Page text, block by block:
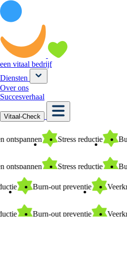
een vitaal bedrijf
Diensten
Over ons
Succesverhaal
Vitaal-Check
ontspannen Stress reductie
ontspannen Stress reductie
Burn-out preventie
Burn-out preventie